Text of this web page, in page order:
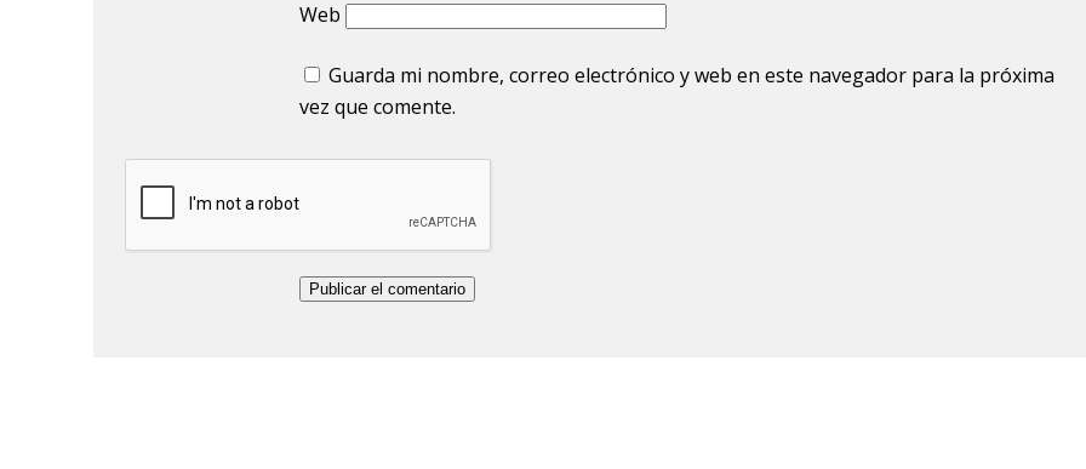
Web
Guarda mi nombre, correo electrónico y web en este navegador para la próxima
vez que comente.